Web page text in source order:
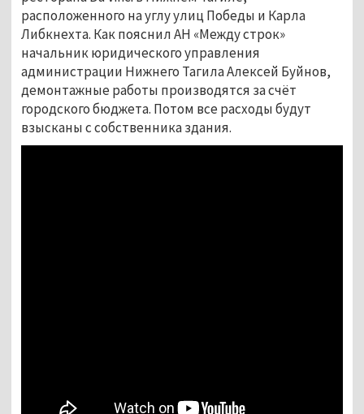
расположенного на углу улиц Победы и Карла
Либкнехта. Как пояснил АН «Между строк»
начальник юридического управления
администрации Нижнего Тагила Алексей Буйнов,
демонтажные работы производятся за счёт
городского бюджета. Потом все расходы будут
взысканы с собственника здания.